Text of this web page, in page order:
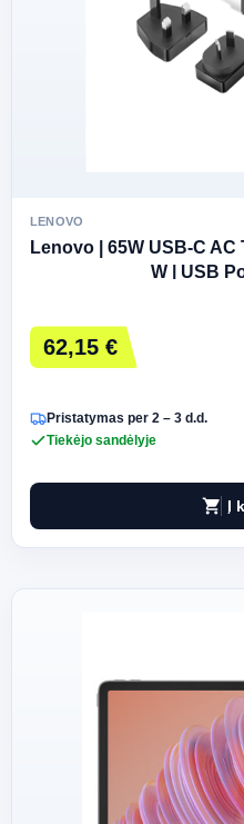
LENOVO
Lenovo | 65W USB-C
W | USB
62,15 €
Pristatymas per 2 – 3 d.d.
Tiekėjo sandėlyje
shopping_cart Į